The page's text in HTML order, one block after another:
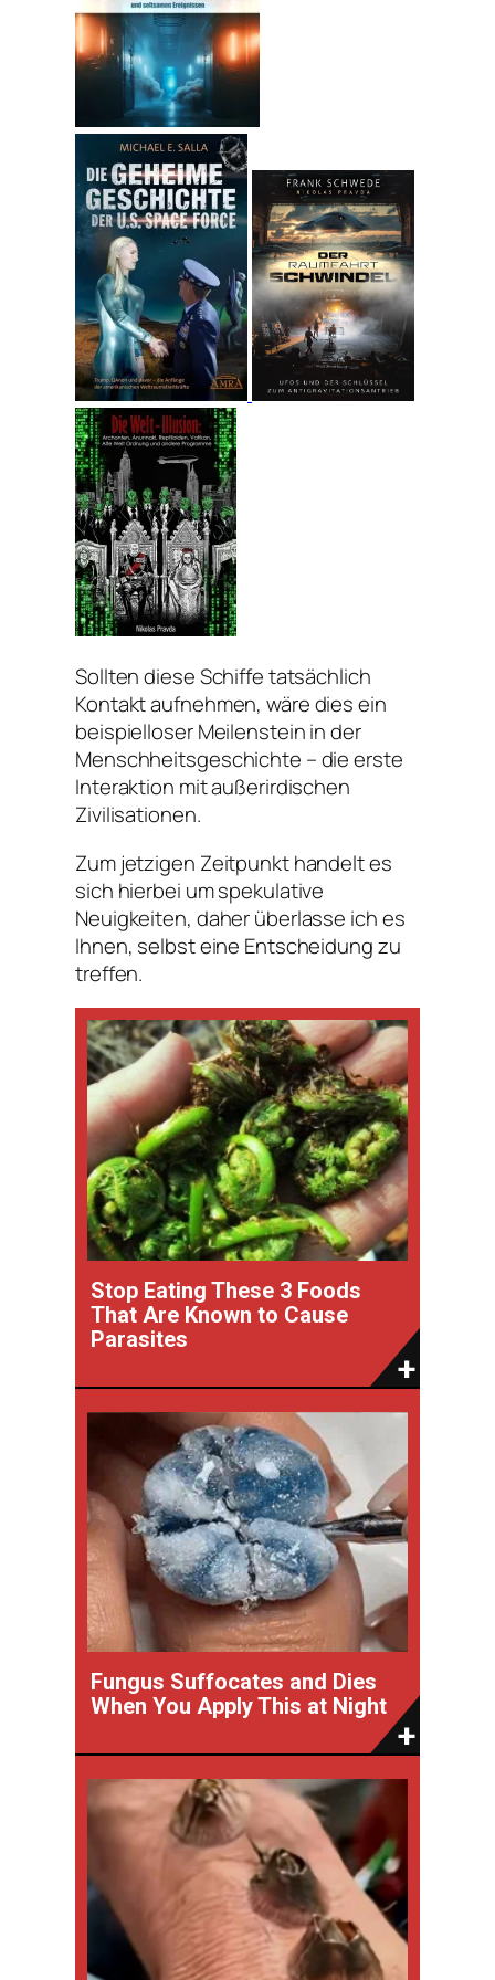
Sollten diese Schiffe tatsächlich
Kontakt aufnehmen, wäre dies ein
beispielloser Meilenstein in der
Menschheitsgeschichte – die erste
Interaktion mit außerirdischen
Zivilisationen.
Zum jetzigen Zeitpunkt handelt es
sich hierbei um spekulative
Neuigkeiten, daher überlasse ich es
Ihnen, selbst eine Entscheidung zu
treffen.
Stop Eating These 3 Foods
That Are Known to Cause
Parasites
Fungus Suffocates and Dies
When You Apply This at Night